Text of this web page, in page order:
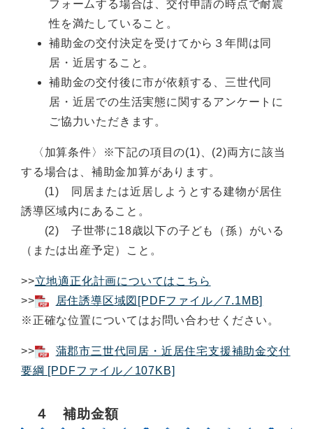
フォームする場合は、交付申請の時点で耐震
性を満たしていること。
補助金の交付決定を受けてから３年間は同
居・近居すること。
補助金の交付後に市が依頼する、三世代同
居・近居での生活実態に関するアンケートに
ご協力いただきます。
〈加算条件〉※下記の項目の(1)、(2)両方に該当
する場合は、補助金加算があります。
(1) 同居または近居しようとする建物が居住
誘導区域内にあること。
(2) 子世帯に18歳以下の子ども（孫）がいる
（または出産予定）こと。
>>立地適正化計画についてはこちら
>>
居住誘導区域図[PDFファイル／7.1MB]
※正確な位置についてはお問い合わせください。
>>
蒲郡市三世代同居・近居住宅支援補助金交付
要綱 [PDFファイル／107KB]
４ 補助金額